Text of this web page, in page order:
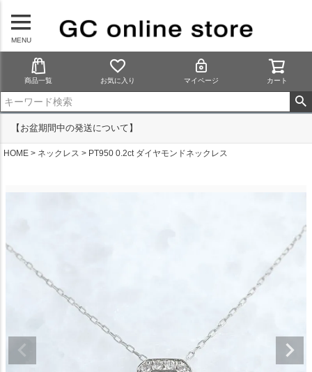
MENU
商品一覧 お気に入り マイページ カート
【お盆期間中の発送について】
HOME ネックレス PT950 0.2ct ダイヤモンドネックレス